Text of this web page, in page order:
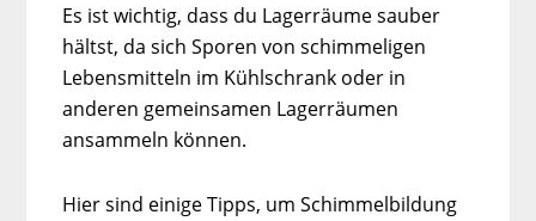
Es ist wichtig, dass du Lagerräume sauber
hältst, da sich Sporen von schimmeligen
Lebensmitteln im Kühlschrank oder in
anderen gemeinsamen Lagerräumen
ansammeln können.
Hier sind einige Tipps, um Schimmelbildung